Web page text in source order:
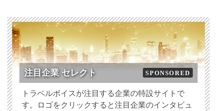
注目企業 セレクト SPONSORED
トラベルボイスが注目する企業の特設サイトで
す。ロゴをクリックすると注目企業のインタビュ